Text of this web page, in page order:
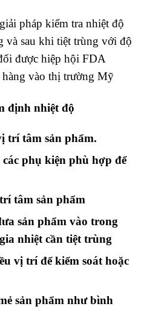
pháp kiểm tra nhiệt độ
và sau khi tiệt trùng với độ
được hiệp hội FDA
vào thị trường Mỹ
định nhiệt độ
trí tâm sản phẩm.
phụ kiện phù hợp để
tâm sản phẩm
sản phẩm vào trong
nhiệt cần tiệt trùng
vị trí để kiểm soát hoặc
sản phẩm như bình